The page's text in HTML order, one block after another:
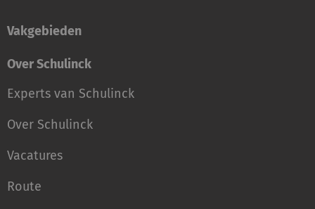
Vakgebieden
Over Schulinck
Experts van Schulinck
Over Schulinck
Vacatures
Route